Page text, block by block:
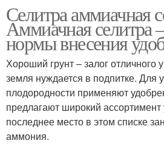
Селитра аммиачная
Аммиачная селитра
нормы внесения
Хороший грунт – залог
земля нуждается в подпитке. Для
плодородности применяют
предлагают широкий
последнее место в этом списке
аммония.